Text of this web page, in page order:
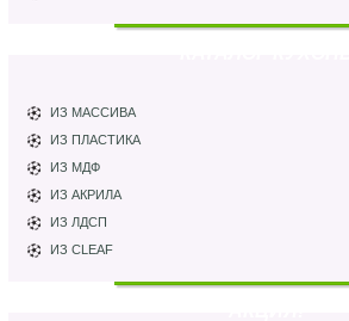
ИЗ МАССИВА
ИЗ ПЛАСТИКА
ИЗ МДФ
ИЗ АКРИЛА
ИЗ ЛДСП
ИЗ CLEAF